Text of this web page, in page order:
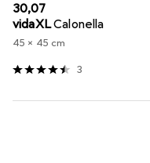
EUR
30,07
vidaXLCalonella
45 x 45 cm
3